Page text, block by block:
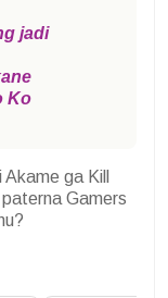
jadi
Ko
ga Kill
Gamers